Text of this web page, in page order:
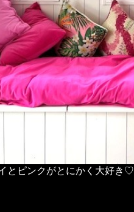
とピンクがとにかく大好き♡